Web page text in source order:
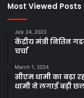
Most Viewed Posts
July 24, 2023
केंद्रीय मंत्री नितिन
चर्चा
March 1, 2024
सीएम धामी का बढ़ा
धामी ने लगाई बड़ी